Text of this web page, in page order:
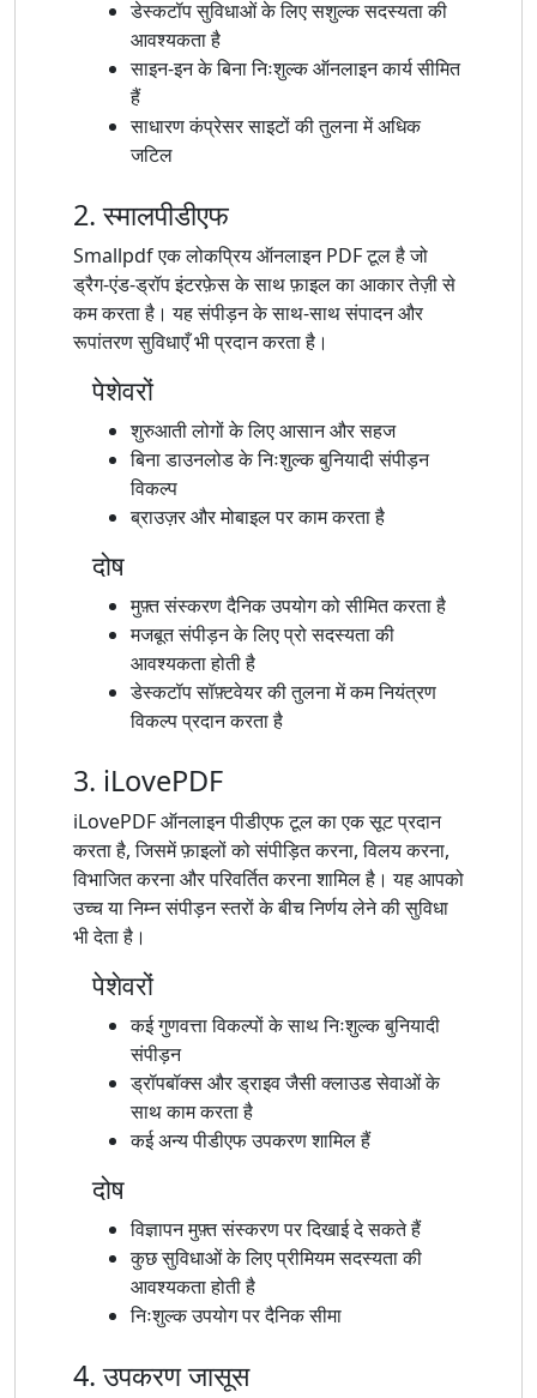
डेस्कटॉप सुविधाओं के लिए सशुल्क सदस्यता की
आवश्यकता है
साइन-इन के बिना निःशुल्क ऑनलाइन कार्य सीमित
हैं
साधारण कंप्रेसर साइटों की तुलना में अधिक
जटिल
2. स्मालपीडीएफ
Smallpdf एक लोकप्रिय ऑनलाइन PDF टूल है जो
ड्रैग-एंड-ड्रॉप इंटरफ़ेस के साथ फ़ाइल का आकार तेज़ी से
कम करता है। यह संपीड़न के साथ-साथ संपादन और
रूपांतरण सुविधाएँ भी प्रदान करता है।
पेशेवरों
शुरुआती लोगों के लिए आसान और सहज
बिना डाउनलोड के निःशुल्क बुनियादी संपीड़न
विकल्प
ब्राउज़र और मोबाइल पर काम करता है
दोष
मुफ़्त संस्करण दैनिक उपयोग को सीमित करता है
मजबूत संपीड़न के लिए प्रो सदस्यता की
आवश्यकता होती है
डेस्कटॉप सॉफ़्टवेयर की तुलना में कम नियंत्रण
विकल्प प्रदान करता है
3. iLovePDF
iLovePDF ऑनलाइन पीडीएफ टूल का एक सूट प्रदान
करता है, जिसमें फ़ाइलों को संपीड़ित करना, विलय करना,
विभाजित करना और परिवर्तित करना शामिल है। यह आपको
उच्च या निम्न संपीड़न स्तरों के बीच निर्णय लेने की सुविधा
भी देता है।
पेशेवरों
कई गुणवत्ता विकल्पों के साथ निःशुल्क बुनियादी
संपीड़न
ड्रॉपबॉक्स और ड्राइव जैसी क्लाउड सेवाओं के
साथ काम करता है
कई अन्य पीडीएफ उपकरण शामिल हैं
दोष
विज्ञापन मुफ़्त संस्करण पर दिखाई दे सकते हैं
कुछ सुविधाओं के लिए प्रीमियम सदस्यता की
आवश्यकता होती है
निःशुल्क उपयोग पर दैनिक सीमा
4. उपकरण जासूस